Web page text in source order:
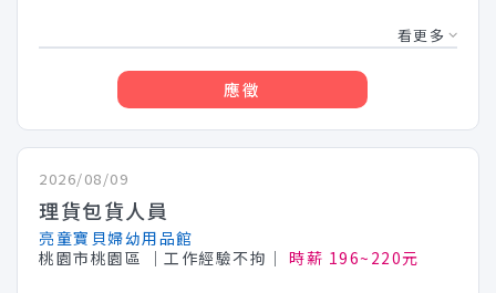
看更多
應徵
2026/08/09
理貨包貨人員
亮童寶貝婦幼用品館
桃園市桃園區
│工作經驗不拘│ 時薪 196~220元